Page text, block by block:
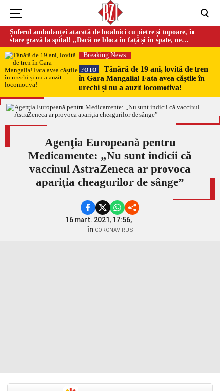
Șoferul ambulanței atacată de localnici cu pietre și topoare, în
stare gravă la spital! ,,Dacă ne bloca în față și în spate, ne
omorau…”
Breaking News
FOTO
Tânără de 19 ani, lovită de tren
în Gara Mangalia! Fata avea căștile în
urechi și nu a auzit locomotiva!
Agenţia Europeană pentru
Medicamente: „Nu sunt indicii că
vaccinul AstraZeneca ar provoca
apariţia cheagurilor de sânge”
16 mart. 2021, 17:56,
în CORONAVIRUS